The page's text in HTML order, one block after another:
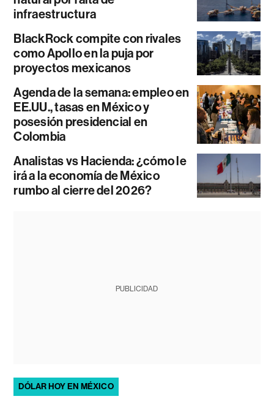
infraestructura
BlackRock compite con rivales
como Apollo en la puja por
proyectos mexicanos
Agenda de la semana: empleo en
EE.UU., tasas en México y
posesión presidencial en
Colombia
Analistas vs Hacienda: ¿cómo le
irá a la economía de México
rumbo al cierre del 2026?
PUBLICIDAD
DÓLAR HOY EN MÉXICO